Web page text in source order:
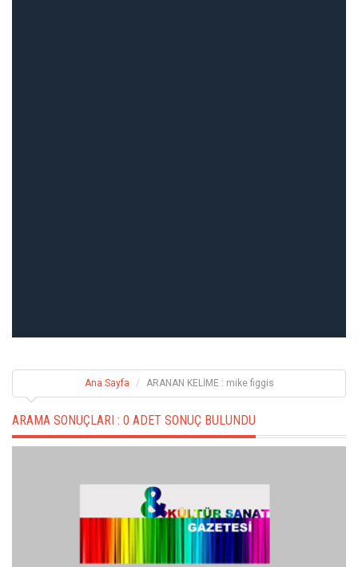
Ana Sayfa ARANAN KELİME : mike figgis
ARAMA SONUÇLARI : 0 ADET SONUÇ BULUNDU